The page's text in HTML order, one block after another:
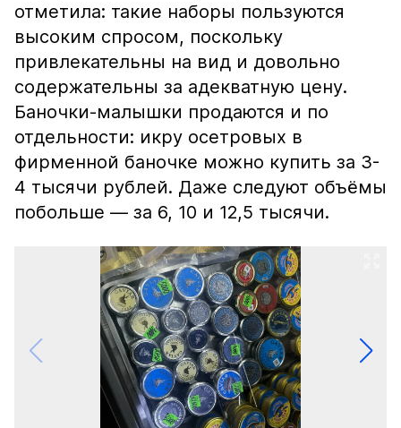
отметила: такие наборы пользуются
высоким спросом, поскольку
привлекательны на вид и довольно
содержательны за адекватную цену.
Баночки-малышки продаются и по
отдельности: икру осетровых в
фирменной баночке можно купить за 3-
4 тысячи рублей. Даже следуют объёмы
побольше — за 6, 10 и 12,5 тысячи.